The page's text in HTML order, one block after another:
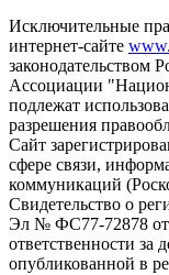
Исключительные
интернет-сайте
законодательством
Ассоциации
подлежат
разрешения
Сайт
сфере связи,
коммуникаций
Свидетельство о
Эл № ФС77-72878 от
ответственности за
опубликованной в